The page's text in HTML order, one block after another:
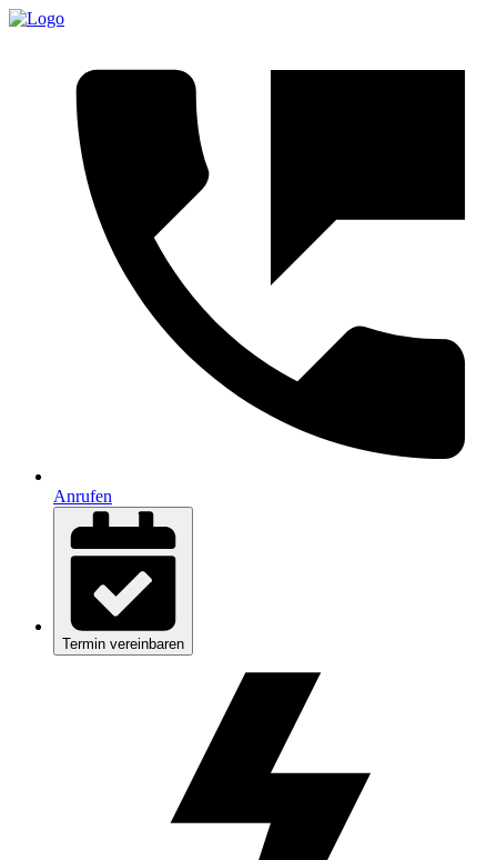
Anrufen
Termin vereinbaren